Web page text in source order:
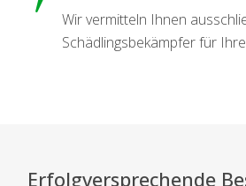
Wir vermitteln Ihnen
Schädlingsbekämpfer für
Erfolgversprechende